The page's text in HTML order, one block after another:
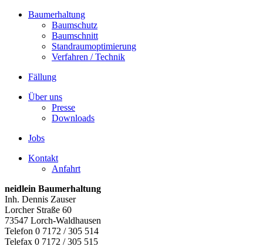
Baumerhaltung
Baumschutz
Baumschnitt
Standraumoptimierung
Verfahren / Technik
Fällung
Über uns
Presse
Downloads
Jobs
Kontakt
Anfahrt
neidlein Baumerhaltung
Inh. Dennis Zauser
Lorcher Straße 60
73547 Lorch-Waldhausen
Telefon 0 7172 / 305 514
Telefax 0 7172 / 305 515